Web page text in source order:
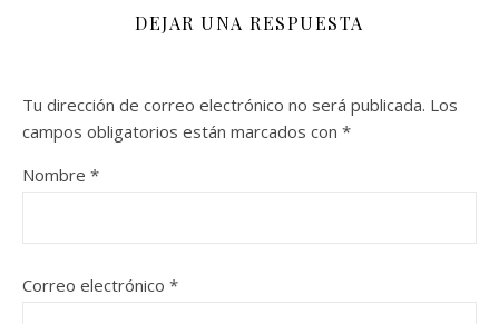
DEJAR UNA RESPUESTA
Tu dirección de correo electrónico no será publicada. Los
campos obligatorios están marcados con *
Nombre *
Correo electrónico *